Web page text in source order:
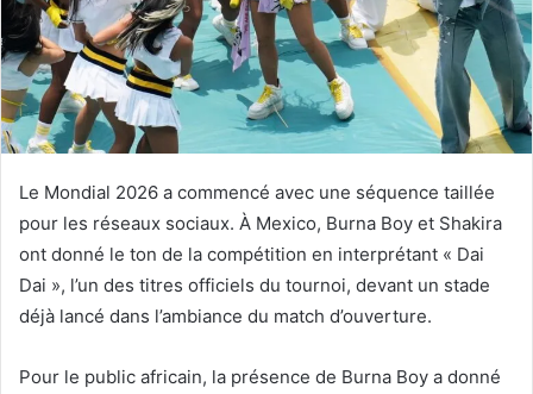
Le Mondial 2026 a commencé avec une séquence taillée
pour les réseaux sociaux. À Mexico, Burna Boy et Shakira
ont donné le ton de la compétition en interprétant « Dai
Dai », l’un des titres officiels du tournoi, devant un stade
déjà lancé dans l’ambiance du match d’ouverture.
Pour le public africain, la présence de Burna Boy a donné